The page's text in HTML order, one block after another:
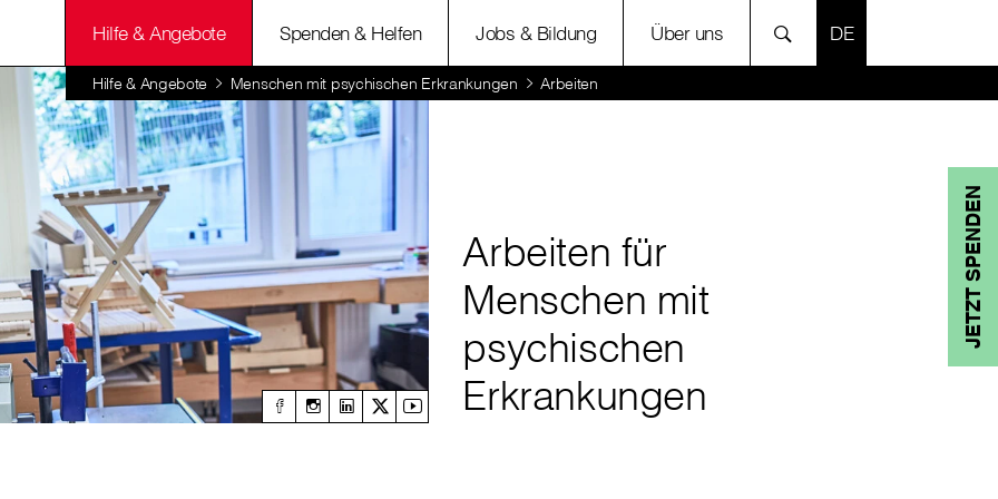
Hilfe & Angebote Spenden & Helfen Jobs & Bildung Über uns SPRACHE
Hilfe & Angebote Menschen mit psychischen Erkrankungen Arbeiten
JETZT SPENDEN
Arbeiten für
Menschen mit
psychischen
Erkrankungen